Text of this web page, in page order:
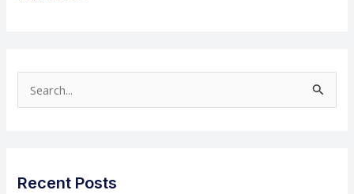
2026
Center
e
Recent Posts